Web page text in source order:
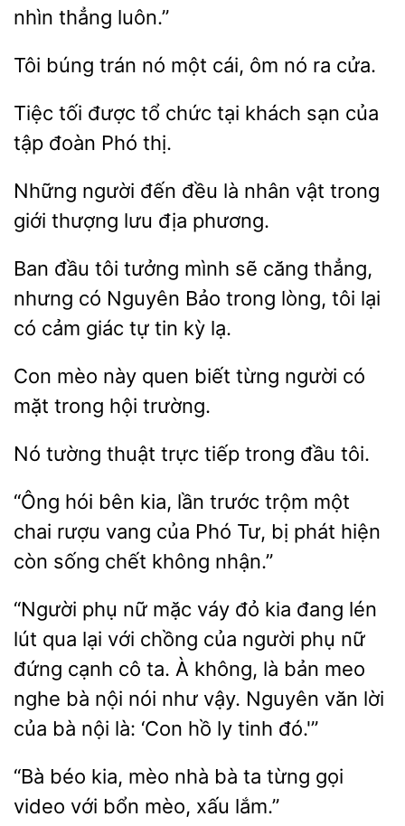
nhìn thẳng luôn.”
búng trán nó một cái, ôm cửa.
Tiệc tối được tổ chức tại
sạn của
tập đoàn
Những người đến đều
nhân vật
giới thượng lưu
phương.
Ban tôi tưởng
sẽ căng thẳng,
nhưng có Nguyên Bảo trong lòng, tôi lại
có cảm giác tự
kỳ lạ.
Con mèo này biết
có
mặt trong hội trường.
thuật trực tiếp trong tôi.
hói bên kia, lần trước trộm một
chai rượu vang của Phó Tư, bị phát
còn sống chết không
“Người phụ
mặc váy đỏ kia đang
lút qua lại với chồng của người phụ nữ
đứng cạnh cô ta. À không, là bản meo
nghe bà nội nói như vậy.
văn lời
của bà nội là: ‘Con hồ ly tinh đó.'”
“Bà béo
mèo nhà bà ta từng gọi
video
bổn xấu lắm.”